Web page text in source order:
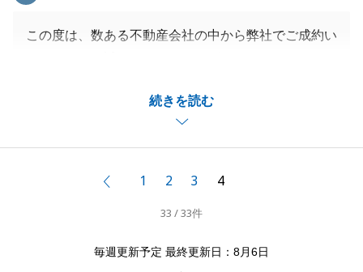
続きを読む
この度は、数ある不動産会社の中から弊社でご成約い
せてご購入についてもご安心いただけたとのお言葉、
物件のご紹介からご契約まで一度も対面することなく
ることができました。これから建築が始まるかと思い
また、なにかお困りのことがございましたらお気軽に
前へ1 2 3 4
33 / 33件
毎週更新予定 最終更新日：8月6日